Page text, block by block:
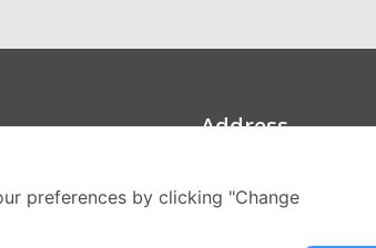
Address
บริษัท อิกไนท์ เอ สตาร์
ignite สาขา MBK Tower
preferences by clicking "Change